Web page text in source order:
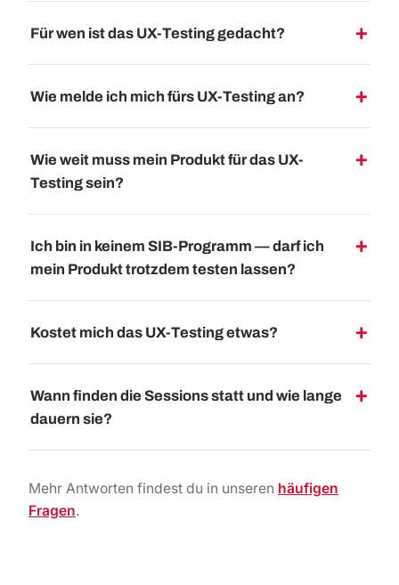
Für wen ist das UX-Testing gedacht?
Wie melde ich mich fürs UX-Testing an?
Wie weit muss mein Produkt für das UX-
Testing sein?
Ich bin in keinem SIB-Programm — darf ich
mein Produkt trotzdem testen lassen?
Kostet mich das UX-Testing etwas?
Wann finden die Sessions statt und wie lange
dauern sie?
Mehr Antworten findest du in unseren häufigen
Fragen.